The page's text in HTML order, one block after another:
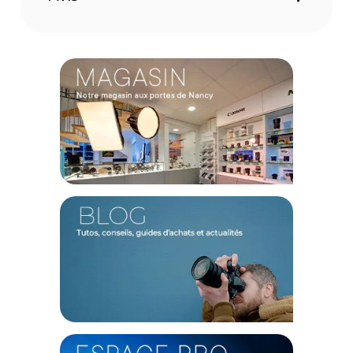
l'instant décisif lors de vos sorties photographiques.
Excellence optique et contrastes saisissants
Conçu à partir du prestigieux verre allemand B270 SCHOTT,
ce filtre garantit un rendu d'image exceptionnel tout en
bloquant la lumière polarisée. En coupant la lumière réfléchie
provenant de l'eau, des vitres ou des feuillages, il dévoile
une saturation des couleurs impressionnante et des
contrastes profonds. Son traitement nanométrique à 30
couches assure une transmission lumineuse maximale, tout
en facilitant grandement le nettoyage des traces d'eau ou de
gras en extérieur.
Conception robuste et éco-responsable
Taillée pour l'aventure, la monture extra-fine en magnalium
protège efficacement la lentille tout en écartant tout risque
de vignettage indésirable, même avec vos focales grand-
angle. Au-delà de sa solidité à toute épreuve garantie à vie,
ce produit s'inscrit dans une véritable démarche